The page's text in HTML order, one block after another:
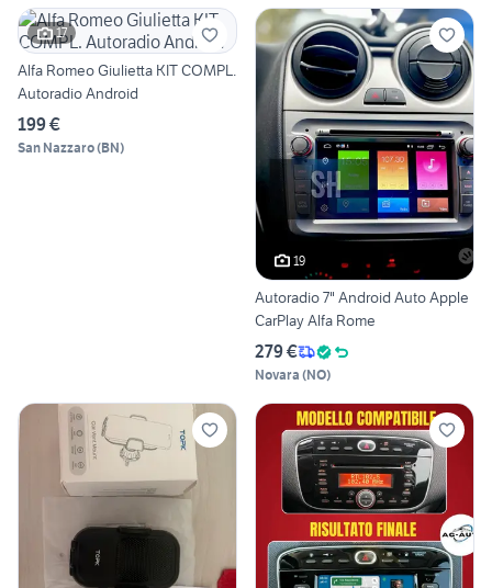
17
Alfa Romeo Giulietta KIT COMPL.
Autoradio Android
199 €
San Nazzaro(BN)
19
Autoradio 7" Android Auto Apple
CarPlay Alfa Rome
279 €
Novara (NO)